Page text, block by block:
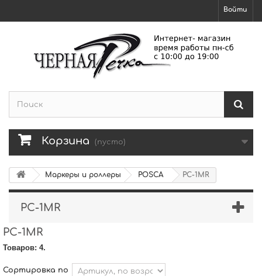
Войти
Корзина (пусто)
Маркеры и роллеры POSCA PC-1MR
PC-1MR
PC-1MR
Товаров: 4.
Сортировка по